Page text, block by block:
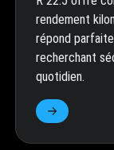
rendement
répond
recherchant
quotidien.